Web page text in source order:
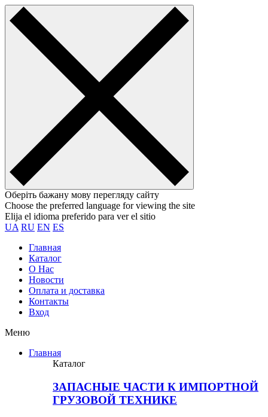
Оберіть бажану мову перегляду сайту
Choose the preferred language for viewing the site
Elija el idioma preferido para ver el sitio
UA RU EN ES
Главная
Каталог
О Нас
Новости
Оплата и доставка
Контакты
Вход
Меню
Главная
Каталог
ЗАПАСНЫЕ ЧАСТИ К ИМПОРТНОЙ
ГРУЗОВОЙ ТЕХНИКЕ